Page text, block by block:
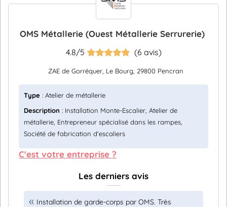
OMS Métallerie (Ouest Métallerie Serrurerie)
4.8/5 (6 avis)
ZAE de Gorréquer, Le Bourg, 29800 Pencran
Type : Atelier de métallerie
Description : Installation Monte-Escalier, Atelier de
métallerie, Entrepreneur spécialisé dans les rampes,
Société de fabrication d'escaliers
C'est votre entreprise ?
Les derniers avis
Installation de garde-corps par OMS. Très